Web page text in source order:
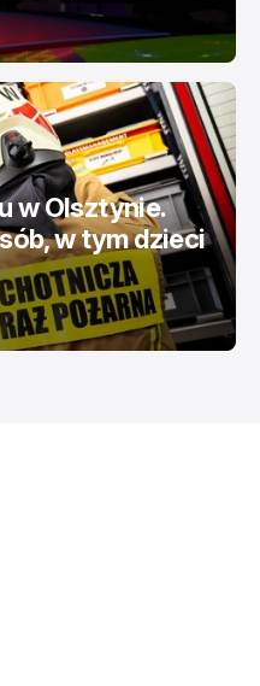
w Olsztynie.
w tym dzieci